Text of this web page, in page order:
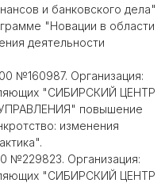
и банковского дела"
"Новации в области
деятельности
№160987. Организация:
"СИБИРСКИЙ ЦЕНТР
повышение
изменения
№229823. Организация:
"СИБИРСКИЙ ЦЕНТР